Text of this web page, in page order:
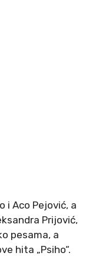
i Aco Pejović, a
Prijović,
pesama, a
hita „Psiho“.